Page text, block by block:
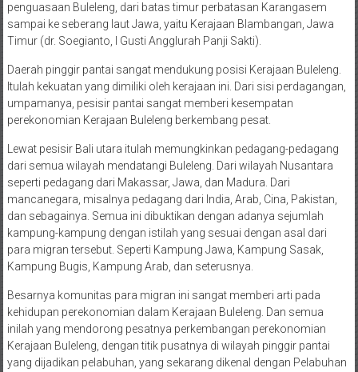
penguasaan Buleleng, dari batas timur perbatasan Karangasem
sampai ke seberang laut Jawa, yaitu Kerajaan Blambangan, Jawa
Timur (dr. Soegianto, I Gusti Angglurah Panji Sakti).
Daerah pinggir pantai sangat mendukung posisi Kerajaan Buleleng.
Itulah kekuatan yang dimiliki oleh kerajaan ini. Dari sisi perdagangan,
umpamanya, pesisir pantai sangat memberi kesempatan
perekonomian Kerajaan Buleleng berkembang pesat.
Lewat pesisir Bali utara itulah memungkinkan pedagang-pedagang
dari semua wilayah mendatangi Buleleng. Dari wilayah Nusantara
seperti pedagang dari Makassar, Jawa, dan Madura. Dari
mancanegara, misalnya pedagang dari India, Arab, Cina, Pakistan,
dan sebagainya. Semua ini dibuktikan dengan adanya sejumlah
kampung-kampung dengan istilah yang sesuai dengan asal dari
para migran tersebut. Seperti Kampung Jawa, Kampung Sasak,
Kampung Bugis, Kampung Arab, dan seterusnya.
Besarnya komunitas para migran ini sangat memberi arti pada
kehidupan perekonomian dalam Kerajaan Buleleng. Dan semua
inilah yang mendorong pesatnya perkembangan perekonomian
Kerajaan Buleleng, dengan titik pusatnya di wilayah pinggir pantai
yang dijadikan pelabuhan, yang sekarang dikenal dengan Pelabuhan